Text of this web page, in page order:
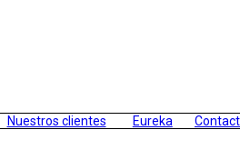
Nuestros clientes Eureka